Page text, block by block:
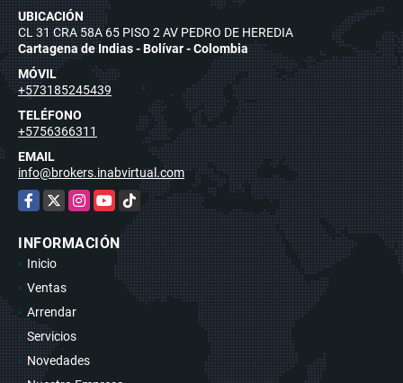
UBICACIÓN
CL 31 CRA 58A 65 PISO 2 AV PEDRO DE HEREDIA
Cartagena de Indias - Bolívar - Colombia
MÓVIL
+573185245439
TELÉFONO
+5756366311
EMAIL
info@brokers.inabvirtual.com
Facebook
X Instagram
YouTubeTikTok
INFORMACIÓN
Inicio
Ventas
Arrendar
Servicios
Novedades